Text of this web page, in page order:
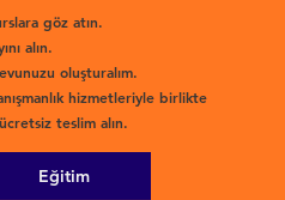
göz atın.
alın.
oluşturalım.
hizmetleriyle birlikte
teslim alın.
Eğitim